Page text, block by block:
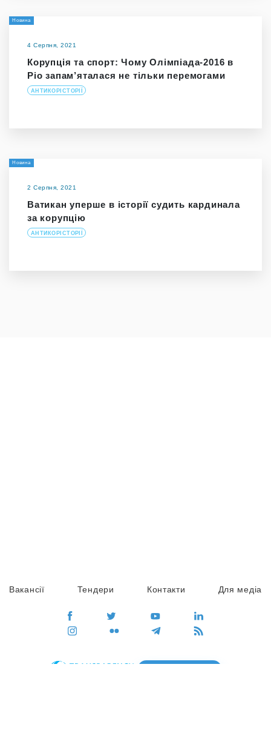
Новина
4 Серпня, 2021
Корупція та спорт: Чому Олімпіада-2016 в
Ріо запам’яталася не тільки перемогами
АНТИКОРІСТОРІЇ
Новина
2 Серпня, 2021
Ватикан уперше в історії судить кардинала
за корупцію
АНТИКОРІСТОРІЇ
Вакансії Тендери Контакти Для медіа